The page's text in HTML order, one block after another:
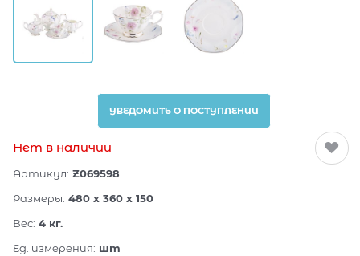
УВЕДОМИТЬ О ПОСТУПЛЕНИИ
Нет в наличии
Артикул: Z069598
Размеры: 480 x 360 x 150
Вес: 4 кг.
Ед. измерения: шт